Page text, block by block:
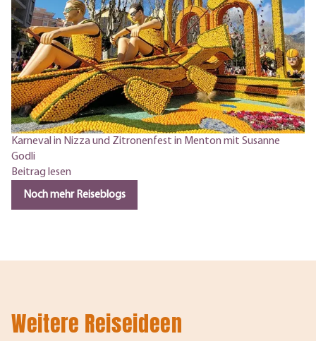
Karneval in Nizza und Zitronenfest in Menton mit Susanne
Godli
Beitrag lesen
Noch mehr Reiseblogs
Weitere Reiseideen